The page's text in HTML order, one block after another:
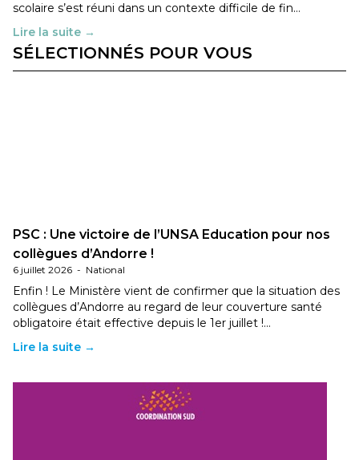
scolaire s’est réuni dans un contexte difficile de fin…
Lire la suite →
SÉLECTIONNÉS POUR VOUS
PSC : Une victoire de l’UNSA Education pour nos
collègues d’Andorre !
6 juillet 2026 - National
Enfin ! Le Ministère vient de confirmer que la situation des
collègues d’Andorre au regard de leur couverture santé
obligatoire était effective depuis le 1er juillet !…
Lire la suite →